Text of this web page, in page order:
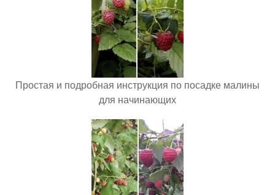
Простая и подробная инструкция по посадке малины
для начинающих